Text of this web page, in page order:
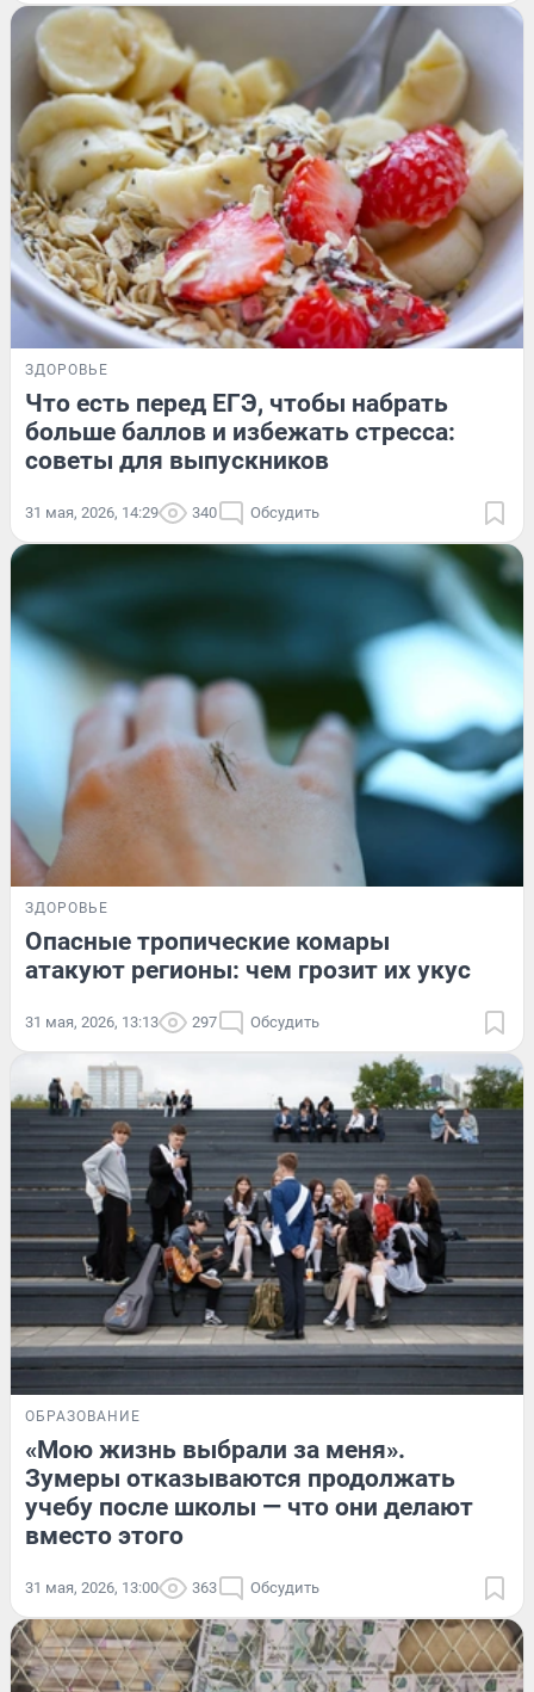
ЗДОРОВЬЕ
Что есть перед ЕГЭ, чтобы набрать
больше баллов и избежать стресса:
советы для выпускников
31 мая, 2026, 14:29 340 Обсудить
ЗДОРОВЬЕ
Опасные тропические комары
атакуют регионы: чем грозит их укус
31 мая, 2026, 13:13 297 Обсудить
ОБРАЗОВАНИЕ
«Мою жизнь выбрали за меня».
Зумеры отказываются продолжать
учебу после школы — что они делают
вместо этого
31 мая, 2026, 13:00 363 Обсудить